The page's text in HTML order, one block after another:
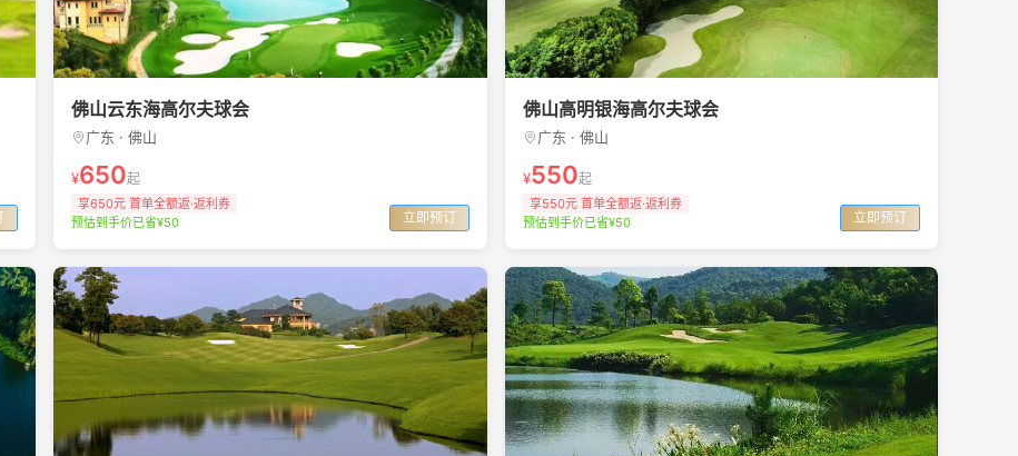
佛山云东海高尔夫球会
广东 · 佛山
¥650起
享650元 首单全额返·返利券
预估到手价已省¥50
立即预订
佛山高明银海高尔夫球会
广东 · 佛山
¥550起
享550元 首单全额返·返利券
预估到手价已省¥50
立即预订